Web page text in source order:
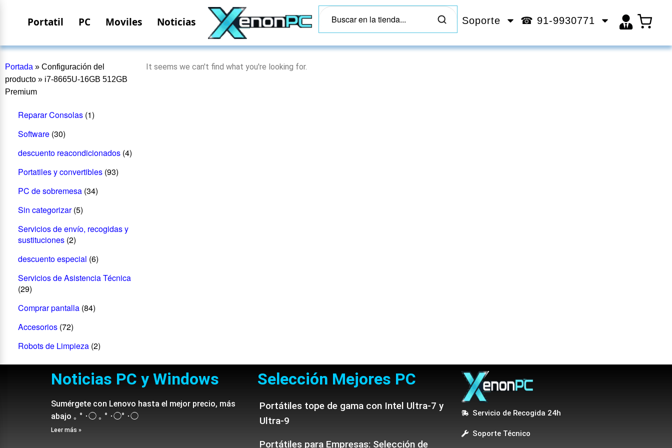
Portatil PC Moviles Noticias Soporte ☎ 91-9930771
Portada » Configuración del
producto » i7-8665U-16GB 512GB
Premium
Reparar Consolas (1)
Software (30)
descuento reacondicionados (4)
Portatiles y convertibles (93)
PC de sobremesa (34)
Sin categorizar (5)
Servicios de envío, recogidas y
sustituciones (2)
descuento especial (6)
Servicios de Asistencia Técnica
(29)
Comprar pantalla (84)
Accesorios (72)
Robots de Limpieza (2)
It seems we can't find what you're looking for.
Noticias PC y Windows
Sumérgete con Lenovo hasta el mejor precio, más
abajo ｡ ° ･◯ ｡ ° ･◯° ･◯
Leer más »
Selección Mejores PC
Portátiles tope de gama con Intel Ultra-7 y
Ultra-9
Portátiles para Empresas: Selección de
Servicio de Recogida 24h
Soporte Técnico